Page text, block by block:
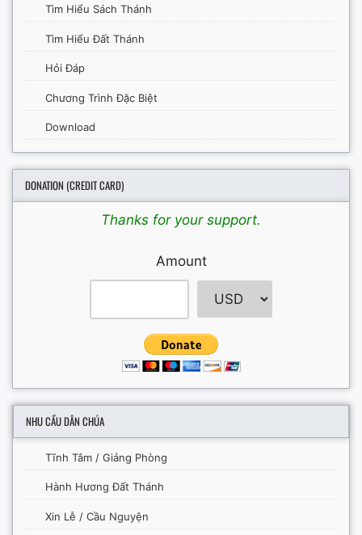
Tìm Hiểu Sách Thánh
Tìm Hiểu Đất Thánh
Hỏi Đáp
Chương Trình Đặc Biệt
Download
DONATION (CREDIT CARD)
Thanks for your support.
Amount
NHU CẦU DÂN CHÚA
Tĩnh Tâm / Giảng Phòng
Hành Hương Đất Thánh
Xin Lễ / Cầu Nguyện